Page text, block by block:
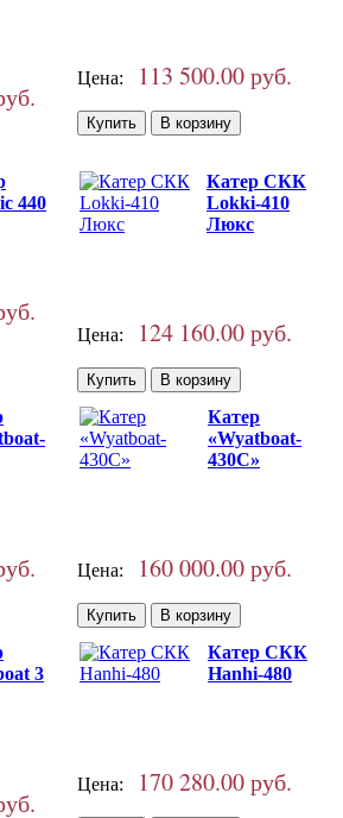
Цена: 113 500.00 руб.
440
Катер СКК
Lokki-410
Люкс
Цена: 124 160.00 руб.
Катер
«Wyatboat-
430C»
Цена: 160 000.00 руб.
3
Катер СКК
Hanhi-480
Цена: 170 280.00 руб.